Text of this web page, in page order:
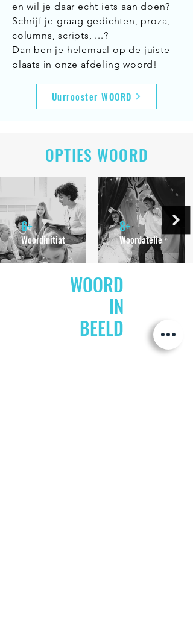
en wil je daar echt iets aan doen?
Schrijf je graag gedichten, proza,
columns, scripts, ...?
Dan ben je helemaal op de juiste
plaats in onze afdeling woord!
Uurrooster WOORD
OPTIES WOORD
6+
Woordinitiatie
8+
Woordatelier
WOORD
IN
BEELD